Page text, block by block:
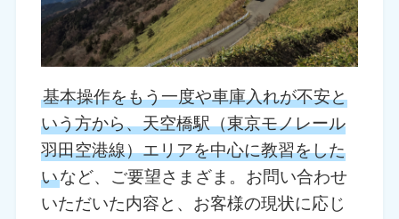
基本操作をもう一度や車庫入れが不安と
いう方から、天空橋駅（東京モノレール
羽田空港線）エリアを中心に教習をした
いなど、ご要望さまざま。お問い合わせ
いただいた内容と、お客様の現状に応じ